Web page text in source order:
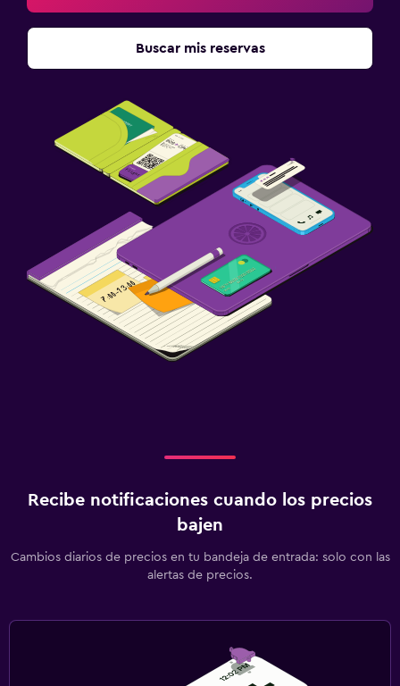
Buscar mis reservas
Recibe notificaciones cuando los precios
bajen
Cambios diarios de precios en tu bandeja de entrada: solo con las
alertas de precios.